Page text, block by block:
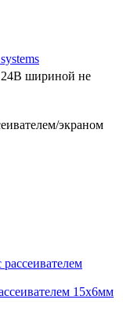
24В шириной не
экраном
15х6мм